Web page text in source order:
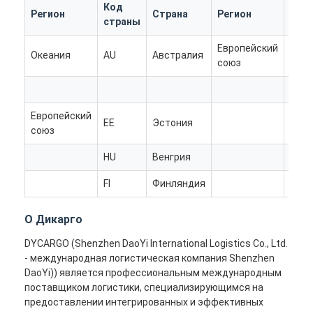
Отправить на Amazon
Грузовые перевозки
Регион
Код
страны
Страна Регион
Океания AU Австралия
Европейский
союз
Европейский
союз
EE Эстония
HU Венгрия
FI Финляндия
О Дикарго
DYCARGO (Shenzhen DaoYi International Logistics Co., Ltd.
- международная логистическая компания Shenzhen
DaoYi)) является профессиональным международным
поставщиком логистики, специализирующимся на
предоставлении интегрированных и эффективных